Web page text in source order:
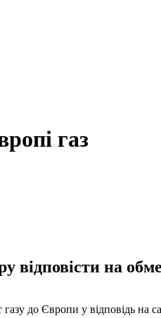
газ
відповісти на
до Європи у відповідь на